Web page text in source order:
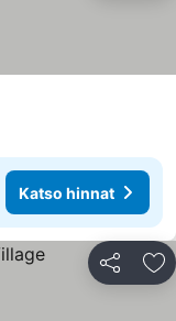
Katso hinnat
Jaa